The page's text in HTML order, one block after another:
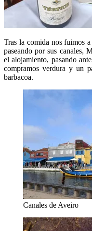
Tras la comida nos fuimos
paseando por sus canales,
el alojamiento, pasando
compramos verdura y un
barbacoa.
Canales de Aveiro